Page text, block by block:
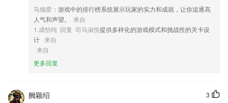
5,全年服务不停歇,你有需求随时可以进入这里来找寻专业人员;
6,学生学习：通过资源平台进行云学习，轻松查询各类资源
老福特网页版软件优势
1.拥有非常高效的单词记背模式，帮助用户快速的记背更多的单词
3.打开题库就能迅速查阅到相关的试题内容
马烟爱 ：游戏中的排行榜系统展示玩家的实力和成就，让你追逐高
人气和声望。
来自
1.成怡纯 回复 司马淑悦提供多样化的游戏模式和挑战性的关卡设
计 来自
来自
更多回复
3
阙颖绍